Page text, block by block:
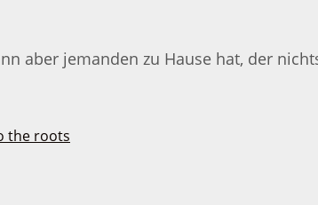
aber jemanden zu Hause hat, der